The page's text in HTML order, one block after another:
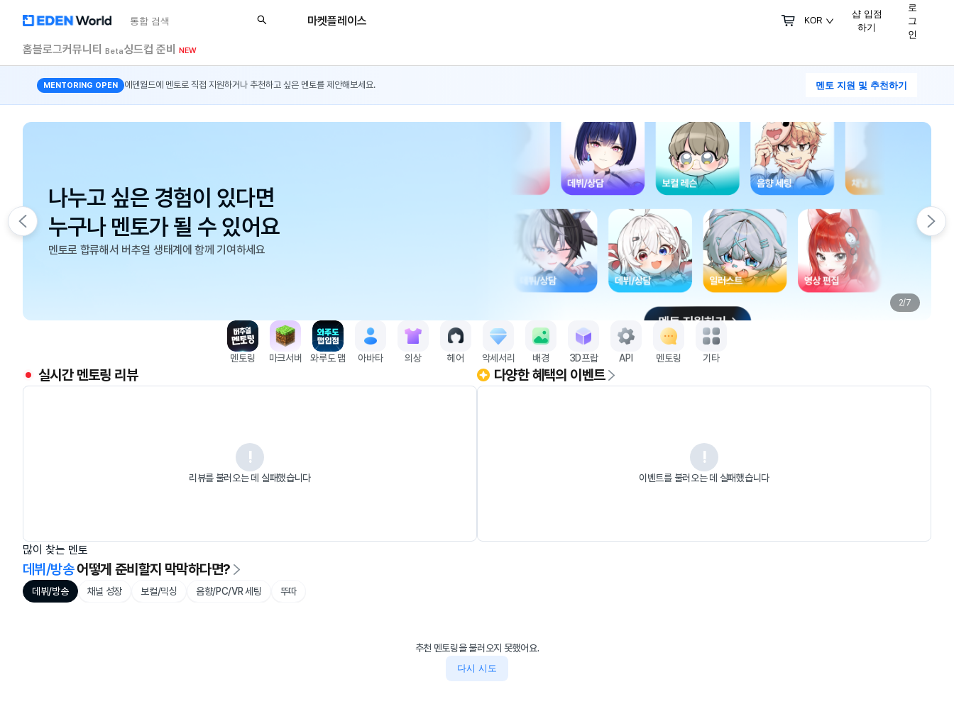
마켓플레이스
KOR
샵 입점
하기
로
그
인
홈블로그커뮤니티 Beta싱드컵 준비 NEW
MENTORING OPEN 에덴월드에 멘토로 직접 지원하거나 추천하고 싶은 멘토를 제안해보세요. 멘토 지원 및 추천하기
버튜버 데뷔부터 성장까지,
버추얼 멘토링으로 해결하세요
누적 멘토링 400건 ᐧ 리뷰 140+건으로 검증된 멘토링
3/7
멘토링 마크서버 와루도 맵 아바타 의상 헤어 악세서리 배경 3D프랍 API 멘토링 기타
실시간 멘토링 리뷰
!
리뷰를 불러오는 데 실패했습니다
다양한 혜택의 이벤트
많이 찾는 멘토
데뷔/방송 어떻게 준비할지 막막하다면?
데뷔/방송 채널 성장 보컬/믹싱 음향/PC/VR 세팅 뚜따
추천 멘토링을 불러오지 못했어요.
다시 시도